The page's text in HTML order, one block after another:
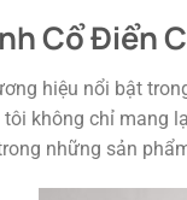
Cổ Điển
hiệu nổi bật
không chỉ mang
những sản